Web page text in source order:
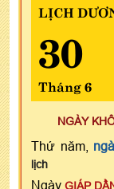
LỊCH
30
Tháng 6
NGÀY
Thứ năm,
lịch
Ngày GIÁP